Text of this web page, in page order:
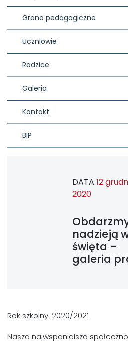
Grono pedagogiczne
Uczniowie
Rodzice
Galeria
Kontakt
BIP
DATA 12
2020
nadzieją
święta –
galeria
Rok szkolny: 2020/2021
Nasza najwspanialsza